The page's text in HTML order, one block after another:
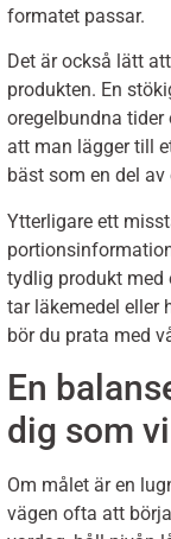
formatet passar.
Det är också lätt
produkten. En
oregelbundna tider
att man lägger till
bäst som en del
Ytterligare ett
tydlig produkt med
tar läkemedel eller
bör du prata med
En
dig som
Om målet är en
vägen ofta att